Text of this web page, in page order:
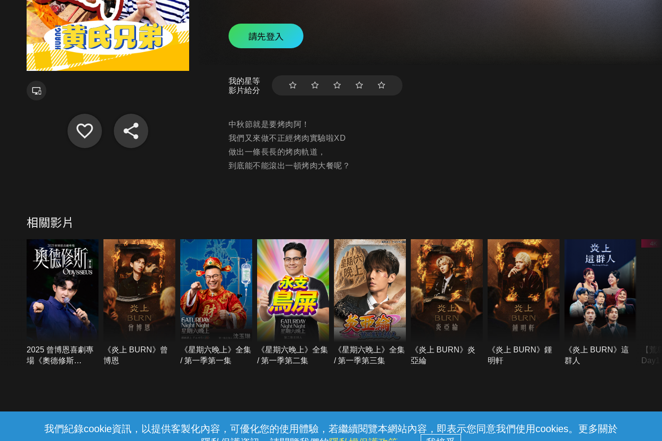
我們紀錄cookie資訊，以提供客製化內容，可優化您的使用體驗，若繼續閱覽本網站內容，即表示您同意我們使用cookies。更多關於
請先登入
我的星等
影片給分
中秋節就是要烤肉阿！
我們又來做不正經烤肉實驗啦XD
做出一條長長的烤肉軌道，
到底能不能滾出一頓烤肉大餐呢？
相關影片
2025 曾博恩喜劇專
場《奧德修斯
《炎上 BURN》曾
博恩
《星期六晚上》全集
/ 第一季第一集
《星期六晚上》全集
/ 第一季第二集
《星期六晚上》全集
/ 第一季第三集
《炎上 BURN》炎
亞綸
《炎上 BURN》鍾
明軒
《炎上 BURN》這
群人
【荒
線上客服 服務條款 隱私權保護